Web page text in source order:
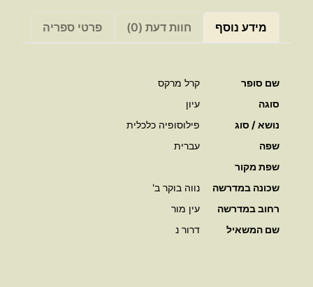
מידע נוסף חוות דעת (0) פרטי ספריה
שם סופר
קרל מרקס
סוגה
עיון
נושא / סוג
פילוסופיה כלכלית
שפה
עברית
שפת מקור
שכונה במדרשה
נווה בוקר ב'
רחוב במדרשה
עין מור
שם המשאיל
דרור נ